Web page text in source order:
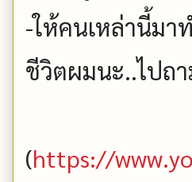
-ให้คนเหล่านี้มา
ชีวิตผมนะ..ไปถ
(https://